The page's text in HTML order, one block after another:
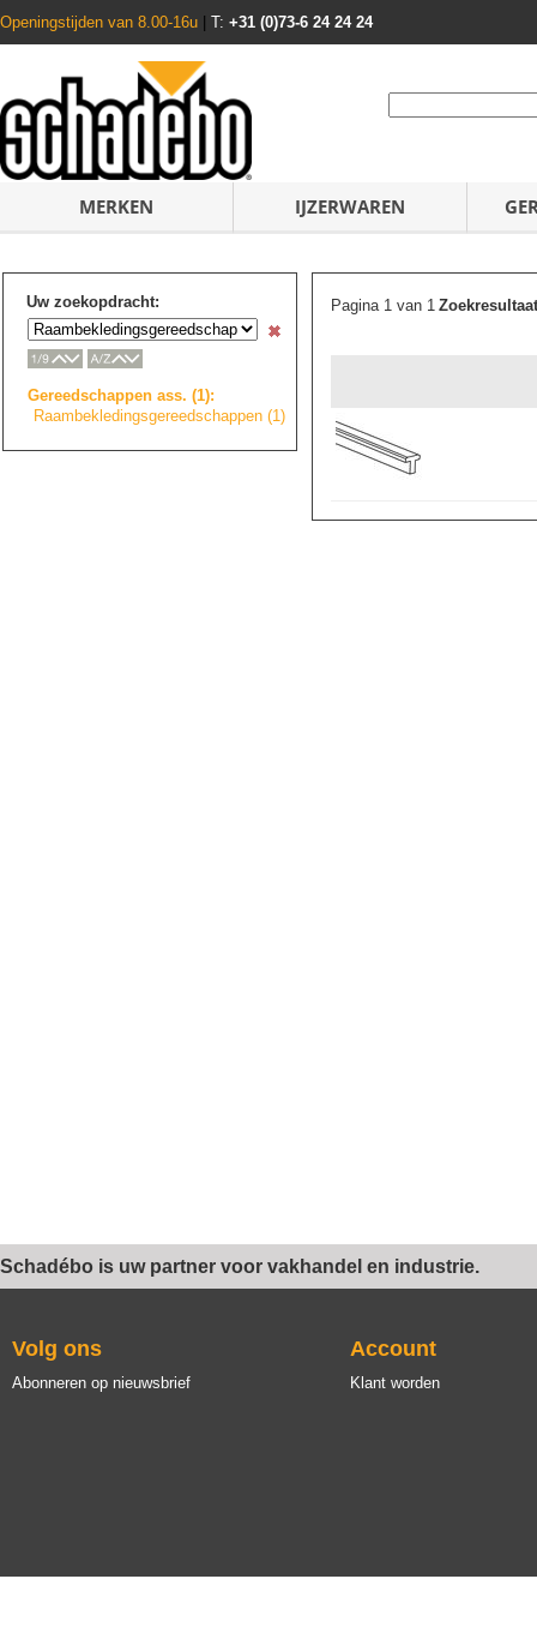
Openingstijden van 8.00-16u T: +31 (0)73-6 24 24 24
MERKEN IJZERWAREN
Uw zoekopdracht:
Gereedschappen ass. (1):
Raambekledingsgereedschappen (1)
Pagina 1 van 1Zoekresultaat
Schadébo is uw partner voor vakhandel en industrie.
Volg ons
Abonneren op nieuwsbrief
Account
Klant worden